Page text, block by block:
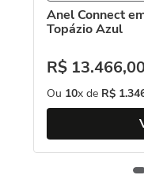
Anel Connect
Topázio Azul
R$ 13.466,00
Ou 10x de R$ 1.